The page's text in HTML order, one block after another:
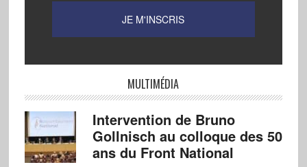
MULTIMÉDIA
Intervention de Bruno
Gollnisch au colloque des 50
ans du Front National